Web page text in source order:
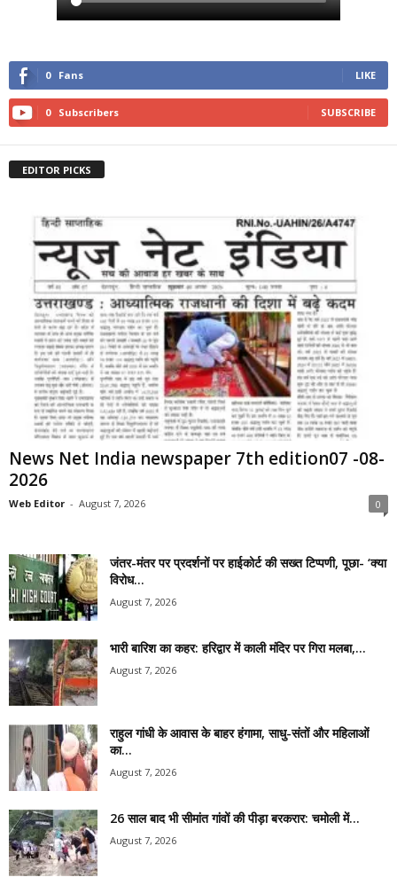
0 Fans LIKE
0 Subscribers SUBSCRIBE
EDITOR PICKS
News Net India newspaper 7th edition07 -08-
2026
Web Editor - August 7, 2026 0
जंतर-मंतर पर प्रदर्शनों पर हाईकोर्ट की सख्त टिप्पणी, पूछा- ‘क्या
विरोध...
August 7, 2026
भारी बारिश का कहर: हरिद्वार में काली मंदिर पर गिरा मलबा,...
August 7, 2026
राहुल गांधी के आवास के बाहर हंगामा, साधु-संतों और महिलाओं
का...
August 7, 2026
26 साल बाद भी सीमांत गांवों की पीड़ा बरकरार: चमोली में...
August 7, 2026